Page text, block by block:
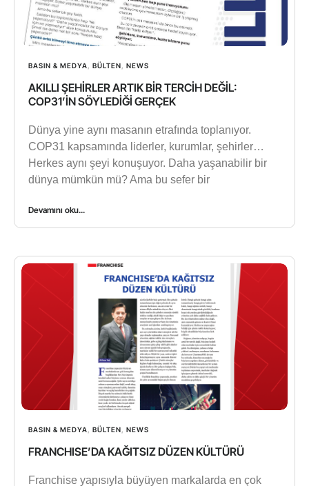
BASIN & MEDYA BÜLTEN NEWS
AKILLI ŞEHİRLER ARTIK BİR TERCİH DEĞİL:
COP31’İN SÖYLEDİĞİ GERÇEK
Dünya yine aynı masanın etrafında toplanıyor.
COP31 kapsamında liderler, kurumlar, şehirler…
Herkes aynı şeyi konuşuyor. Daha yaşanabilir bir
dünya mümkün mü? Ama bu sefer bir
Devamını oku...
BASIN & MEDYA BÜLTEN NEWS
FRANCHISE’DA KAĞITSIZ DÜZEN KÜLTÜRÜ
Franchise yapısıyla büyüyen markalarda en çok